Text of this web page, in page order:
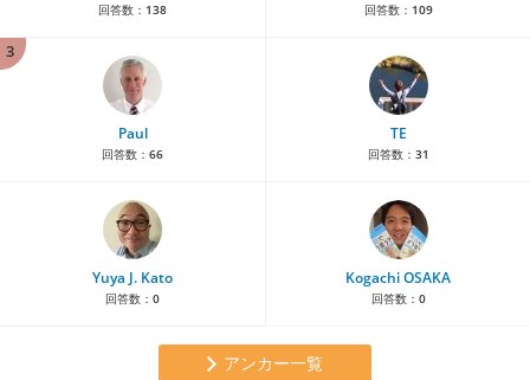
回答数： 138 回答数： 109
3
Paul
回答数： 66
TE
回答数： 31
Yuya J. Kato
回答数： 0
Kogachi OSAKA
回答数： 0
アンカー一覧